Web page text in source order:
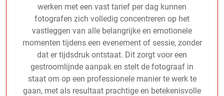
werken met een vast tarief per dag kunnen
fotografen zich volledig concentreren op het
vastleggen van alle belangrijke en emotionele
momenten tijdens een evenement of sessie, zonder
dat er tijdsdruk ontstaat. Dit zorgt voor een
gestroomlijnde aanpak en stelt de fotograaf in
staat om op een professionele manier te werk te
gaan, met als resultaat prachtige en betekenisvolle